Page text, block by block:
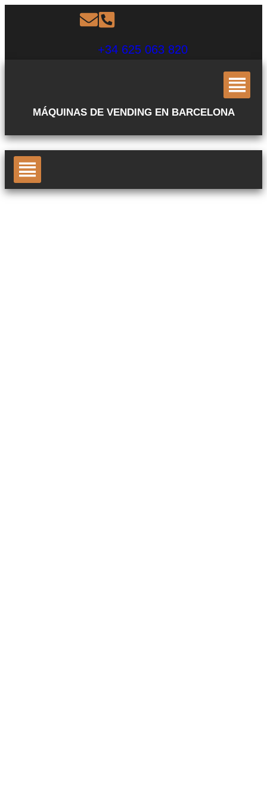
+34 625 063 820
MÁQUINAS DE VENDING EN BARCELONA